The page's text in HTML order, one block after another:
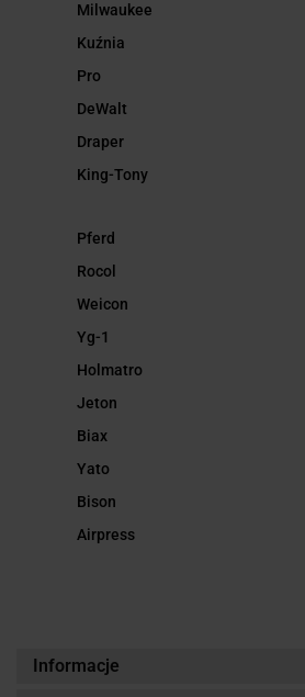
Milwaukee
Kuźnia
Pro
DeWalt
Draper
King-Tony
Pferd
Rocol
Weicon
Yg-1
Holmatro
Jeton
Biax
Yato
Bison
Airpress
Informacje